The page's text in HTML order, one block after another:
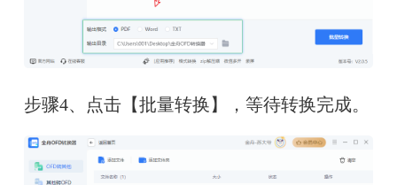
步骤4、点击【批量转换】，等待转换完成。